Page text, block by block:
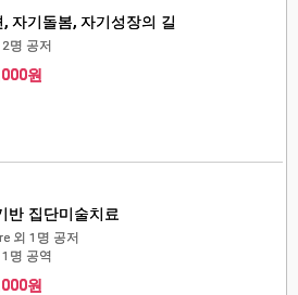
자기돌봄, 자기성장의 길
명 공저
원
반 집단미술치료
외 1명 공저
명 공역
원